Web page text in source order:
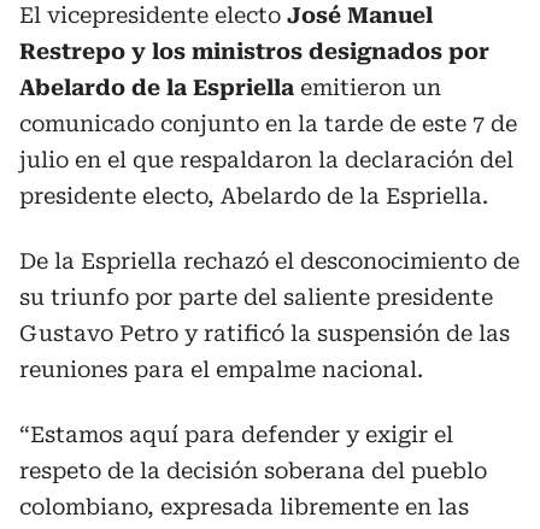
El vicepresidente electo José Manuel
Restrepo y los ministros designados por
Abelardo de la Espriella emitieron un
comunicado conjunto en la tarde de este 7 de
julio en el que respaldaron la declaración del
presidente electo, Abelardo de la Espriella.
De la Espriella rechazó el desconocimiento de
su triunfo por parte del saliente presidente
Gustavo Petro y ratificó la suspensión de las
reuniones para el empalme nacional.
“Estamos aquí para defender y exigir el
respeto de la decisión soberana del pueblo
colombiano, expresada libremente en las